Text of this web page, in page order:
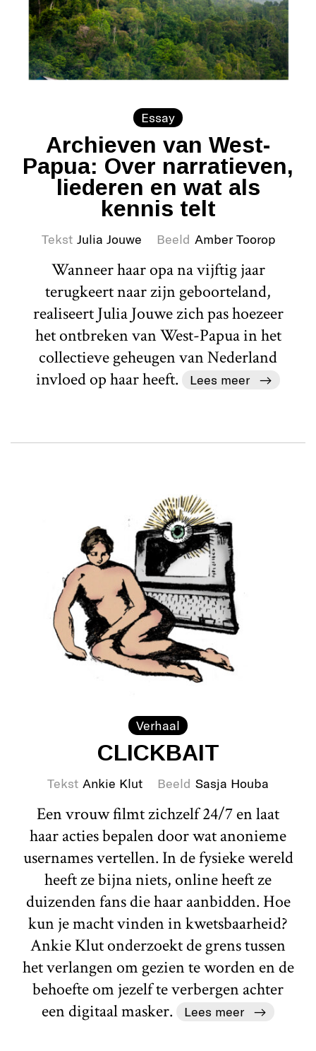
Essay
Archieven van West-
Papua: Over narratieven,
liederen en wat als
kennis telt
Tekst Julia Jouwe Beeld Amber Toorop
Wanneer haar opa na vijftig jaar
terugkeert naar zijn geboorteland,
realiseert Julia Jouwe zich pas hoezeer
het ontbreken van West-Papua in het
collectieve geheugen van Nederland
invloed op haar heeft.
Lees meer
Verhaal
CLICKBAIT
Tekst Ankie Klut Beeld Sasja Houba
Een vrouw filmt zichzelf 24/7 en laat
haar acties bepalen door wat anonieme
usernames vertellen. In de fysieke wereld
heeft ze bijna niets, online heeft ze
duizenden fans die haar aanbidden. Hoe
kun je macht vinden in kwetsbaarheid?
Ankie Klut onderzoekt de grens tussen
het verlangen om gezien te worden en de
behoefte om jezelf te verbergen achter
een digitaal masker.
Lees meer